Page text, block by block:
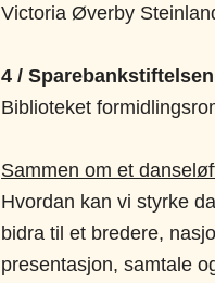
Victoria Øverby
4 /
Biblioteket
Sammen om et
Hvordan kan vi styrke
bidra til et bredere,
presentasjon, samtale